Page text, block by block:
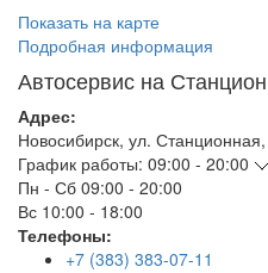
Показать на карте
Подробная информация
Автосервис на
Адрес:
Новосибирск, ул.
График работы: 09:00 - 20:00
Пн - Сб 09:00 - 20:00
Вс 10:00 - 18:00
Телефоны:
+7 (383) 383-07-11